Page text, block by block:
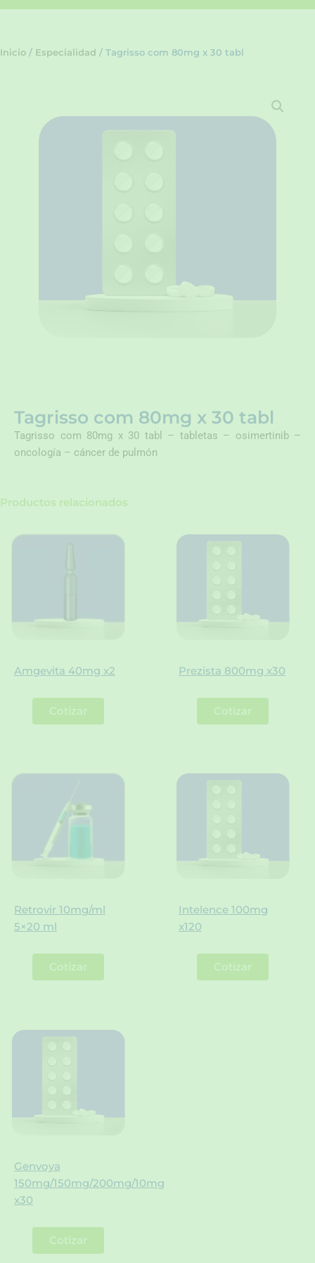
Inicio / Especialidad / Tagrisso com 80mg x 30 tabl
Tagrisso com 80mg x 30 tabl
Tagrisso com 80mg x 30 tabl – tabletas – osimertinib –
oncología – cáncer de pulmón
Productos relacionados
Amgevita 40mg x2
Cotizar
Prezista 800mg x30
Cotizar
Retrovir 10mg/ml
5×20 ml
Cotizar
Intelence 100mg
x120
Cotizar
Genvoya
150mg/150mg/200mg/10mg
x30
Cotizar